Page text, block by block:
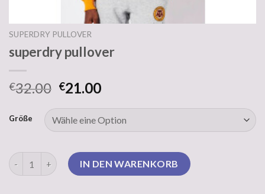
SUPERDRY PULLOVER
superdry pullover
€32.00 €21.00
Größe
superdry pullover MengeIN DEN WARENKORB